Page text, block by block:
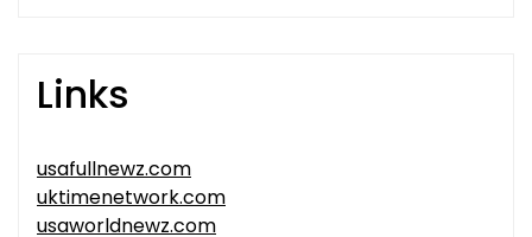
Links
usafullnewz.com
uktimenetwork.com
usaworldnewz.com